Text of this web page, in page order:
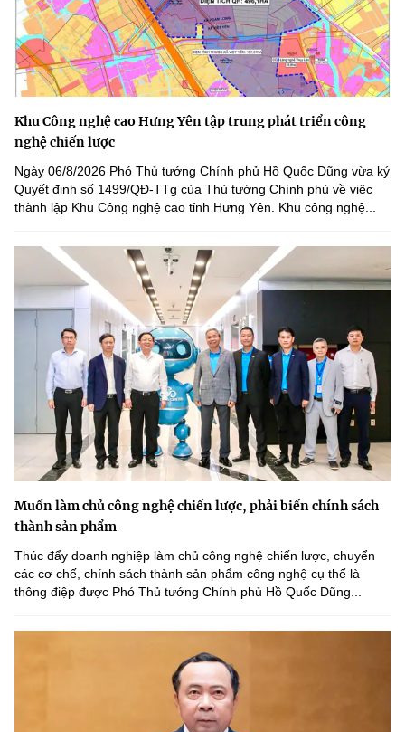
Khu Công nghệ cao Hưng Yên tập trung phát triển công
nghệ chiến lược
Ngày 06/8/2026 Phó Thủ tướng Chính phủ Hồ Quốc Dũng vừa ký
Quyết định số 1499/QĐ-TTg của Thủ tướng Chính phủ về việc
thành lập Khu Công nghệ cao tỉnh Hưng Yên. Khu công nghệ...
Muốn làm chủ công nghệ chiến lược, phải biến chính sách
thành sản phẩm
Thúc đẩy doanh nghiệp làm chủ công nghệ chiến lược, chuyển
các cơ chế, chính sách thành sản phẩm công nghệ cụ thể là
thông điệp được Phó Thủ tướng Chính phủ Hồ Quốc Dũng...